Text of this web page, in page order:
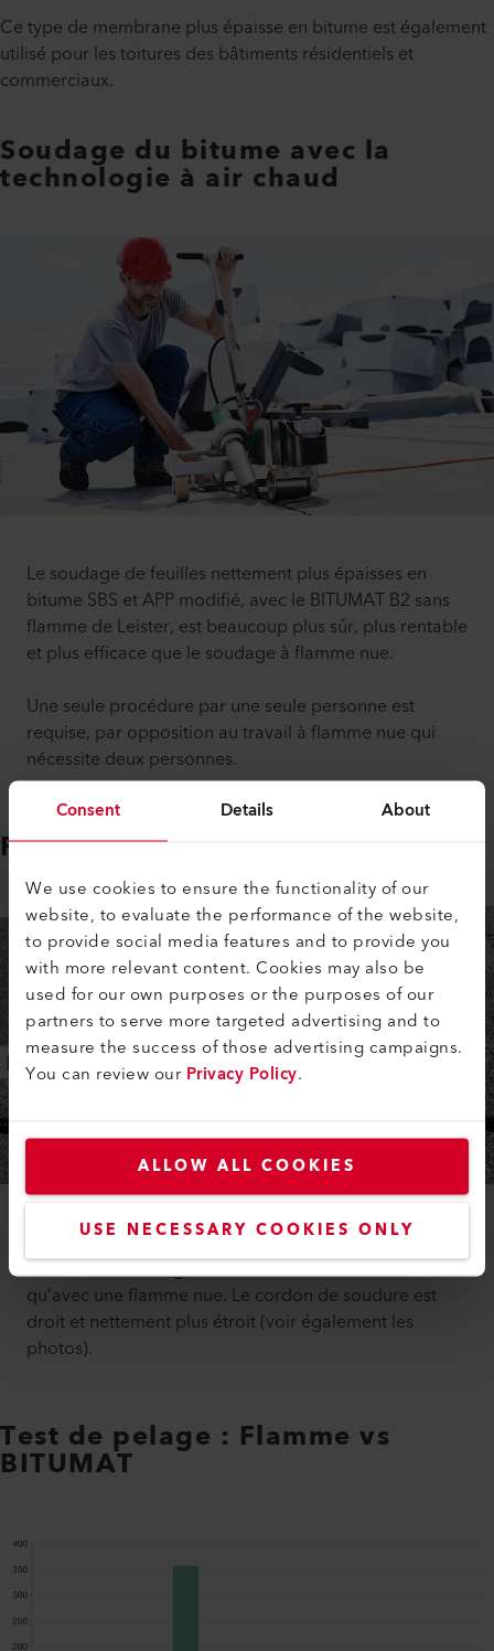
Consent Details About
We use cookies to ensure the functionality of our
website, to evaluate the performance of the website,
to provide social media features and to provide you
with more relevant content. Cookies may also be
used for our own purposes or the purposes of our
partners to serve more targeted advertising and to
measure the success of those advertising campaigns.
You can review ourPrivacy Policy.
ALLOW ALL COOKIES
USE NECESSARY COOKIES ONLY
Ce type de membrane plus épaisse en bitume est également
utilisé pour les toitures des bâtiments résidentiels et
commerciaux.
Soudage du bitume avec la
technologie à air chaud
Le soudage de feuilles nettement plus épaisses en
bitume SBS et APP modifié, avec le BITUMAT B2 sans
flamme de Leister, est beaucoup plus sûr, plus rentable
et plus efficace que le soudage à flamme nue.
Une seule procédure par une seule personne est
requise, par opposition au travail à flamme nue qui
nécessite deux personnes.
Flamme nue vs BITUMAT
Le soudage à air chaud sans flamme donne des
résultats de soudage considérablement meilleurs
qu’avec une flamme nue. Le cordon de soudure est
droit et nettement plus étroit (voir également les
photos).
Test de pelage : Flamme vs
BITUMAT